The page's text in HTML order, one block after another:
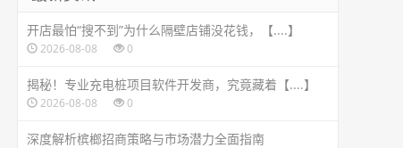
开店最怕“搜不到”为什么隔壁店铺没花钱，【....】
2026-08-08 0
揭秘！专业充电桩项目软件开发商，究竟藏着【....】
2026-08-08 0
深度解析槟榔招商策略与市场潜力全面指南